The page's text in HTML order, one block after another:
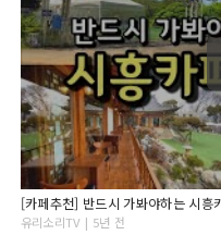
유리소리TV | 5년 전